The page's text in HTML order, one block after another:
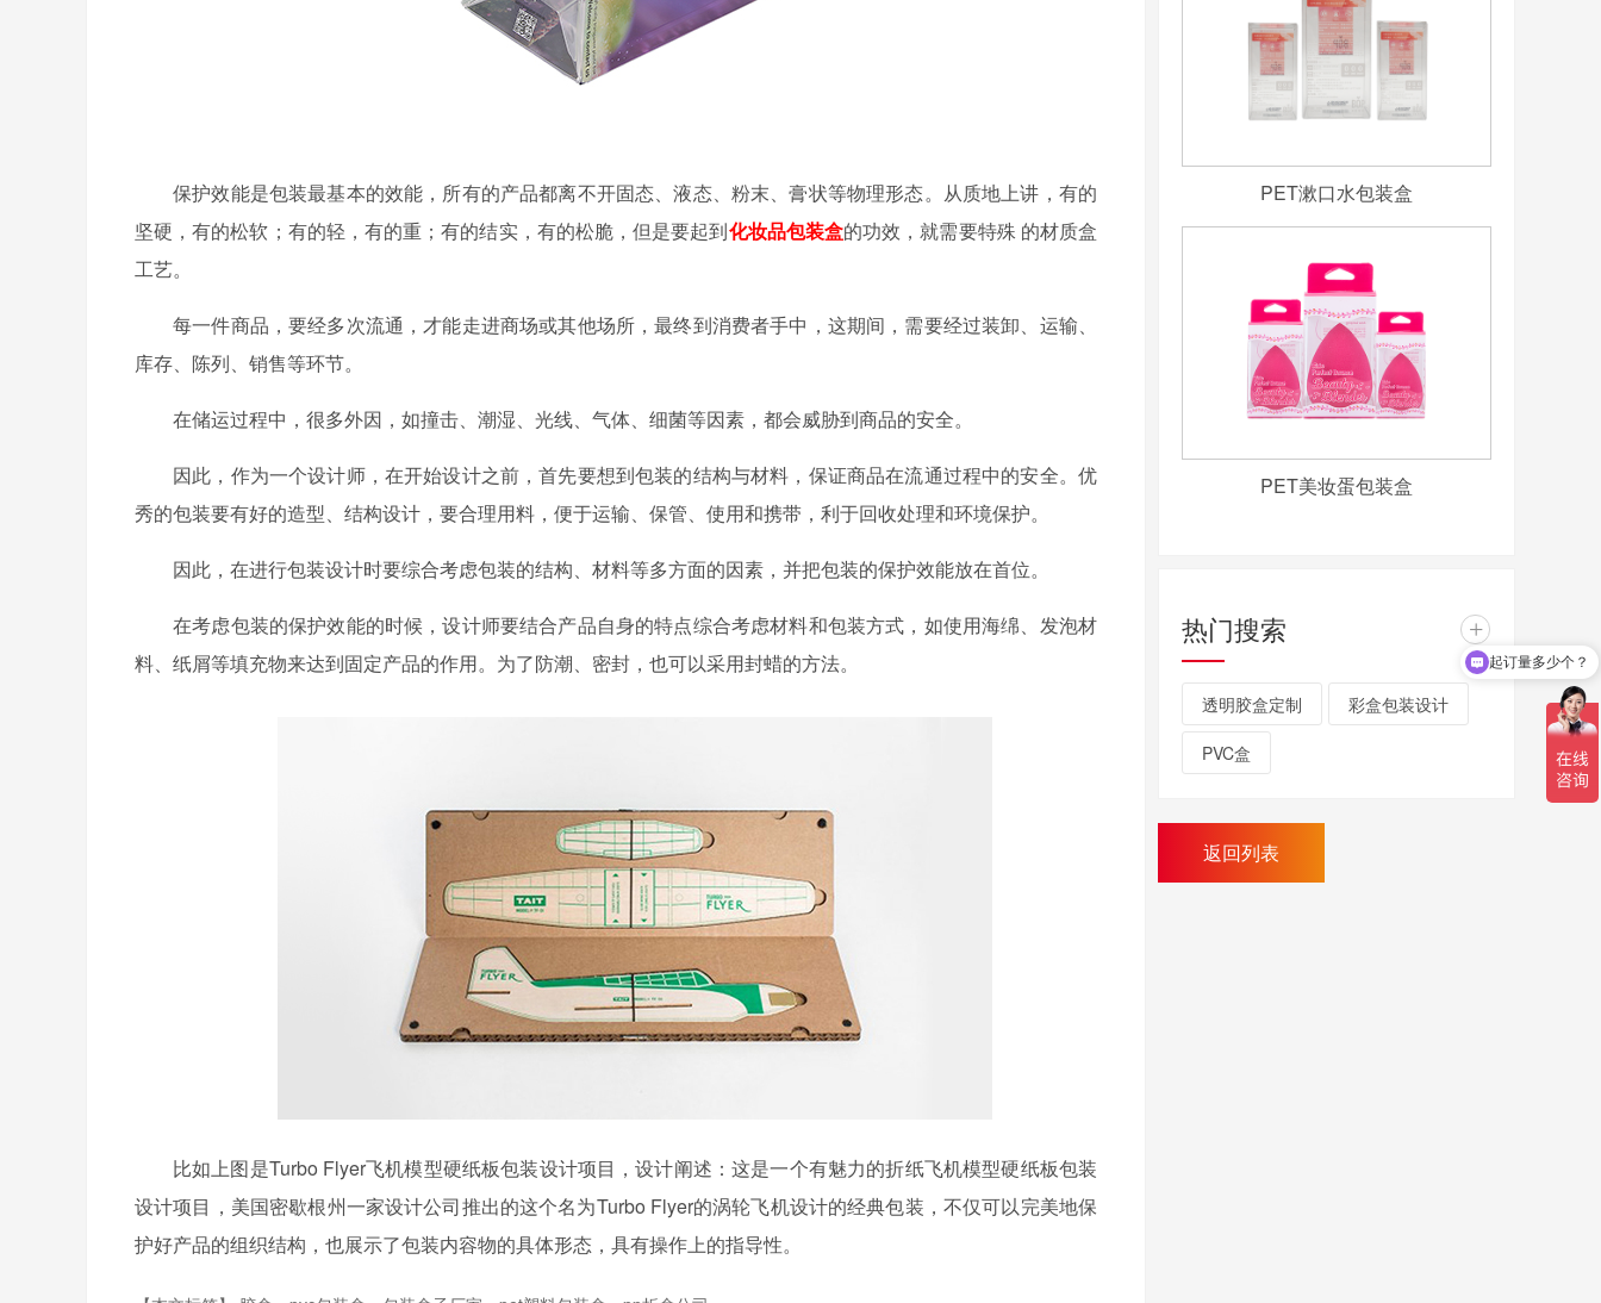
保护效能是包装最基本的效能，所有的产品都离不开固态、液态、粉末、膏状等物理形态。从质地上讲，有的
坚硬，有的松软；有的轻，有的重；有的结实，有的松脆，但是要起到化妆品包装盒的功效，就需要特殊 的材质盒
工艺。
每一件商品，要经多次流通，才能走进商场或其他场所，最终到消费者手中，这期间，需要经过装卸、运输、
库存、陈列、销售等环节。
在储运过程中，很多外因，如撞击、潮湿、光线、气体、细菌等因素，都会威胁到商品的安全。
因此，作为一个设计师，在开始设计之前，首先要想到包装的结构与材料，保证商品在流通过程中的安全。优
秀的包装要有好的造型、结构设计，要合理用料，便于运输、保管、使用和携带，利于回收处理和环境保护。
因此，在进行包装设计时要综合考虑包装的结构、材料等多方面的因素，并把包装的保护效能放在首位。
在考虑包装的保护效能的时候，设计师要结合产品自身的特点综合考虑材料和包装方式，如使用海绵、发泡材
料、纸屑等填充物来达到固定产品的作用。为了防潮、密封，也可以采用封蜡的方法。
比如上图是Turbo Flyer飞机模型硬纸板包装设计项目，设计阐述：这是一个有魅力的折纸飞机模型硬纸板包装
设计项目，美国密歇根州一家设计公司推出的这个名为Turbo Flyer的涡轮飞机设计的经典包装，不仅可以完美地保
护好产品的组织结构，也展示了包装内容物的具体形态，具有操作上的指导性。
PET漱口水包装盒
PET美妆蛋包装盒
热门搜索 +
透明胶盒定制 彩盒包装设计
PVC盒
返回列表
起订量多少个？